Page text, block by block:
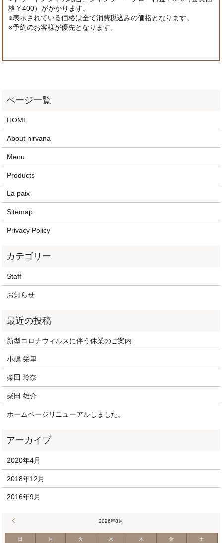
格￥400）がかかります。
※表示されている価格は全て消費税込みの価格となります。
※予約のお客様が優先となります。
HOME
About nirvana
Menu
Products
La paix
Sitemap
Privacy Policy
Staff
お知らせ
新型コロナウィルスに伴う休業のご案内
小嶋 栄里
柴田 玲奈
柴田 雄介
ホームページリニューアルしました。
2020年4月
2018年12月
2016年9月
2026年8月
日 月 火 水 木 金 土